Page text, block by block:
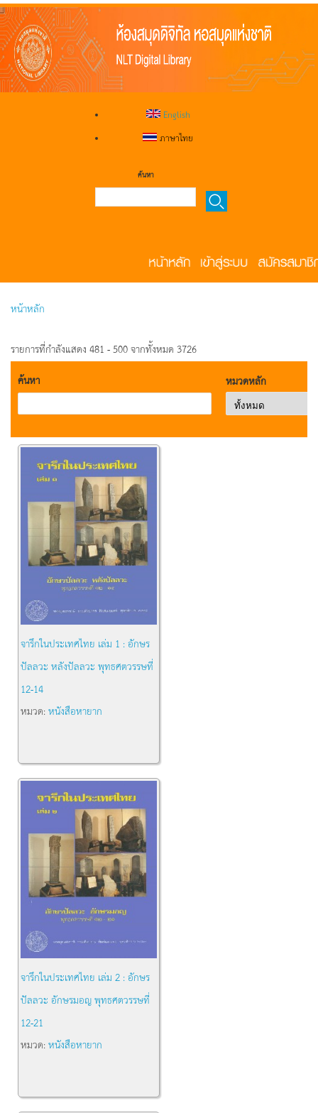
English
ภาษาไทย
ค้นหา
หน้าหลัก
รายการที่กำลังแสดง 481 - 500 จากทั้งหมด 3726
ค้นหา
หมวดหลัก
จารึกในประเทศไทย เล่ม 1 : อักษร
ปัลลวะ หลังปัลลวะ พุทธศตวรรษที่
12-14
หมวด:หนังสือหายาก
จารึกในประเทศไทย เล่ม 2 : อักษร
ปัลลวะ อักษรมอญ พุทธศตวรรษที่
12-21
หมวด:หนังสือหายาก